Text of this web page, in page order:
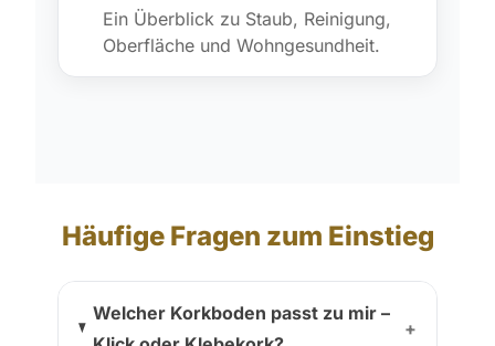
Ein Überblick zu Staub, Reinigung,
Oberfläche und Wohngesundheit.
Häufige Fragen zum Einstieg
Welcher Korkboden passt zu mir –
+